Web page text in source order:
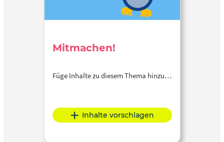
Mitmachen!
Füge Inhalte zu diesem Thema hinzu…
Inhalte vorschlagen